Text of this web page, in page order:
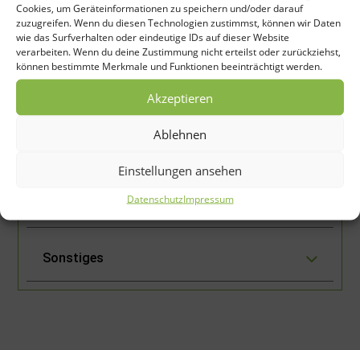
Cookies, um Geräteinformationen zu speichern und/oder darauf
zuzugreifen. Wenn du diesen Technologien zustimmst, können wir Daten
wie das Surfverhalten oder eindeutige IDs auf dieser Website
verarbeiten. Wenn du deine Zustimmung nicht erteilst oder zurückziehst,
können bestimmte Merkmale und Funktionen beeinträchtigt werden.
Akzeptieren
Ablehnen
Einstellungen ansehen
DatenschutzImpressum
Modell
PS
(min.- Schwenkradius Schaufelbreite
18PS
180 Grad
*Preisänderungen vorbehalten ** Abmessungen
siehe Zeichnung
Sonstiges